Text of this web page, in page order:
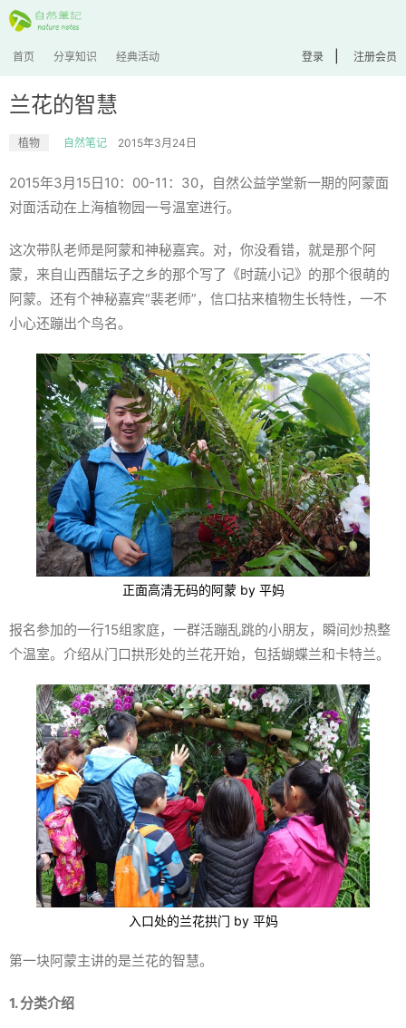
首页 分享知识 经典活动 登录 注册会员
兰花的智慧
植物 自然笔记 2015年3月24日
2015年3月15日10：00-11：30，自然公益学堂新一期的阿蒙面
对面活动在上海植物园一号温室进行。
这次带队老师是阿蒙和神秘嘉宾。对，你没看错，就是那个阿
蒙，来自山西醋坛子之乡的那个写了《时蔬小记》的那个很萌的
阿蒙。还有个神秘嘉宾“裴老师”，信口拈来植物生长特性，一不
小心还蹦出个鸟名。
正面高清无码的阿蒙 by 平妈
报名参加的一行15组家庭，一群活蹦乱跳的小朋友，瞬间炒热整
个温室。介绍从门口拱形处的兰花开始，包括蝴蝶兰和卡特兰。
入口处的兰花拱门 by 平妈
第一块阿蒙主讲的是兰花的智慧。
1. 分类介绍